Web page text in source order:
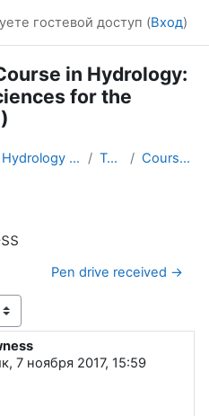
гостевой доступ (Вход)
in Hydrology:
for the
DL Course in Hydrology - Asia RA-II-2017 Topic 1 Course Forum
Pen drive received →
7 ноября 2017, 15:59
0